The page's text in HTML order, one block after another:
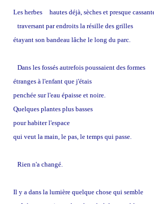
Les herbes hautes déjà, sèches et presque
traversant par endroits la résille des grilles
étayant son bandeau lâche le long du parc.
Dans les fossés autrefois poussaient des
étranges à l'enfant que j'étais
penchée sur l'eau épaisse et noire.
Quelques plantes plus basses
pour habiter l'espace
qui veut la main, le pas, le temps qui passe.
Rien n'a changé.
Il y a dans la lumière quelque chose qui semble